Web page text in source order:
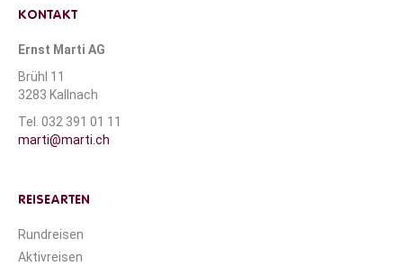
KONTAKT
Ernst Marti AG
Brühl 11
3283 Kallnach
Tel. 032 391 01 11
marti@marti.ch
REISEARTEN
Rundreisen
Aktivreisen